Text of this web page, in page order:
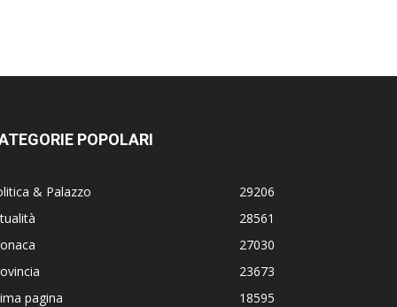
POPOLARI
& Palazzo
29206
28561
27030
23673
pagina
18595